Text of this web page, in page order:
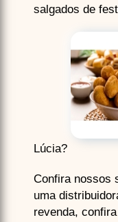
salgados de
Lúcia?
Confira nossos
uma
revenda,